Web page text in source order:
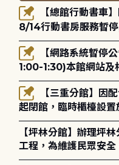
8/14行動書房服務暫
1:00-1:30)本館網站及
網路升級更新將暫停服
起閉館，臨時櫃檯設
造成不便，敬請見諒。
【坪林分館】辦理坪
工程，為維護民眾安全